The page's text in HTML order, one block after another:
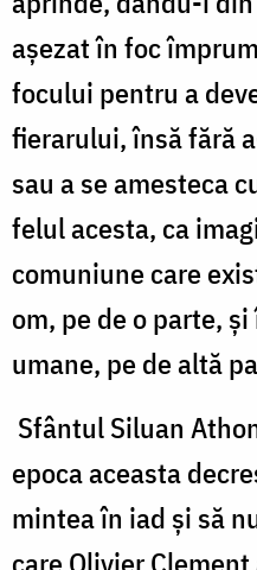
aşezat în foc
focului pentru a
fierarului, însă fără
sau a se amesteca
felul acesta, ca
comuniune care
om, pe de o parte,
umane, pe de altă
Sfântul Siluan
epoca aceasta
mintea în iad şi să